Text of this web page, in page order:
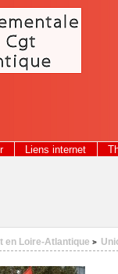
Liens internet
en Loire-Atlantique >